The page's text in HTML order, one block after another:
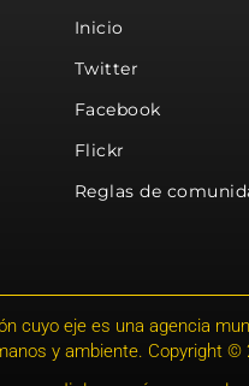
Inicio
Twitter
Facebook
Flickr
Reglas de
cuyo eje es una agencia
y ambiente. Copyright